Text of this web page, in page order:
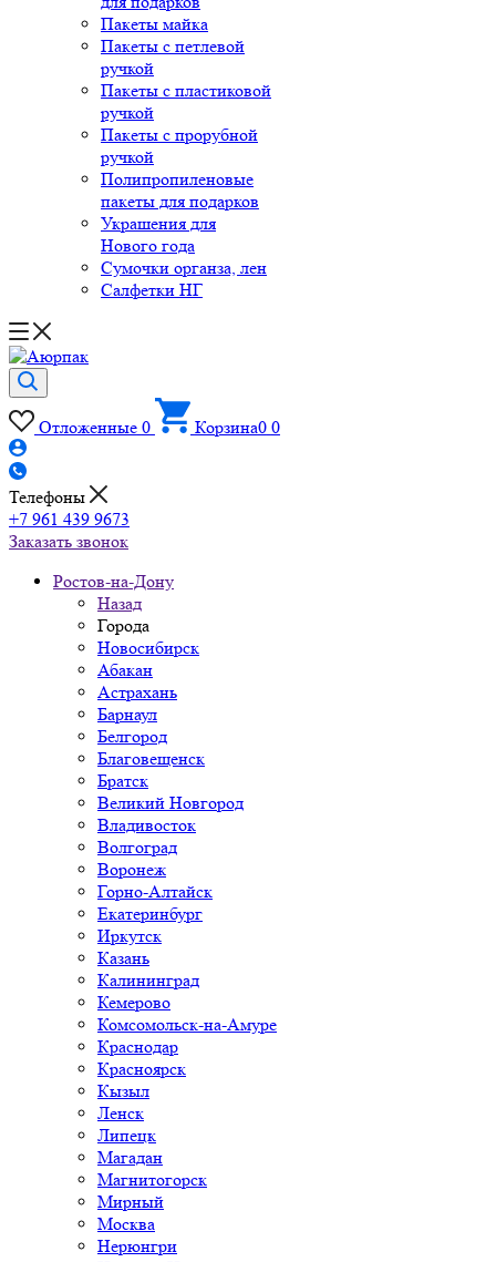
Пакеты майка
Пакеты с петлевой
ручкой
Пакеты с пластиковой
ручкой
Пакеты с прорубной
ручкой
Полипропиленовые
пакеты для подарков
Украшения для
Нового года
Сумочки органза, лен
Салфетки НГ
Отложенные 0 Корзина0 0
Телефоны
+7 961 439 9673
Заказать звонок
Ростов-на-Дону
Назад
Города
Новосибирск
Абакан
Астрахань
Барнаул
Белгород
Благовещенск
Братск
Великий Новгород
Владивосток
Волгоград
Воронеж
Горно-Алтайск
Екатеринбург
Иркутск
Казань
Калининград
Кемерово
Комсомольск-на-Амуре
Краснодар
Красноярск
Кызыл
Ленск
Липецк
Магадан
Магнитогорск
Мирный
Москва
Нерюнгри